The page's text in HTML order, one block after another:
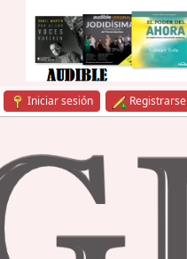
Iniciar sesión Registrarse